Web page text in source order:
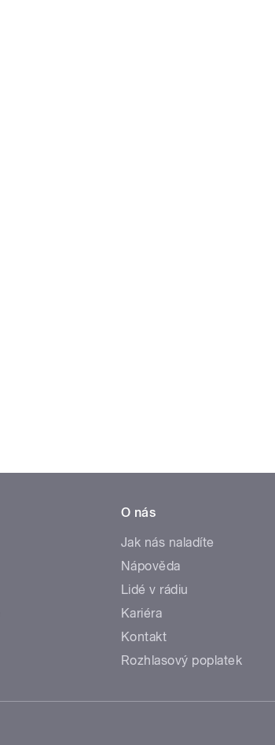
O nás
Jak nás naladíte
Nápověda
Lidé v rádiu
Kariéra
Kontakt
Rozhlasový poplatek